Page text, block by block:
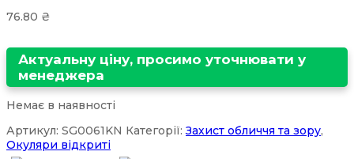
76.80 ₴
Актуальну ціну, просимо уточнювати у
менеджера
Немає в наявності
Артикул: SG0061KN Категорії:Захист обличчя та зору,
Окуляри відкриті